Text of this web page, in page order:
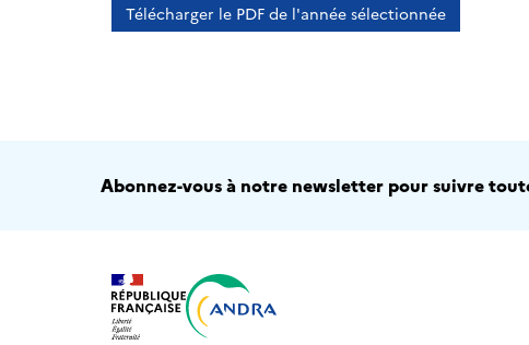
Télécharger le PDF de l'année sélectionnée
Abonnez-vous à notre newsletter pour suivre